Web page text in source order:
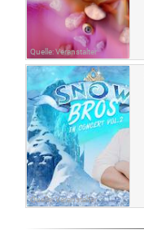
Quelle: Veranstalter
Quelle: Veranstalter